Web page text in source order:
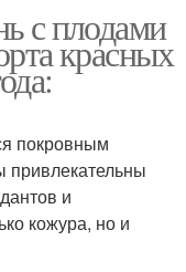
с плодами
красных
покровным
привлекательны
и
кожура, но и